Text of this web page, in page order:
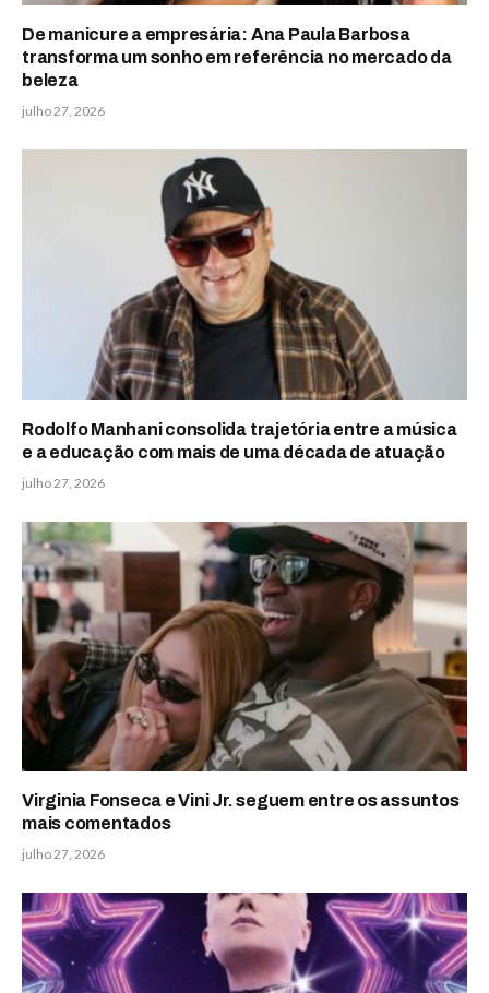
De manicure a empresária: Ana Paula Barbosa
transforma um sonho em referência no mercado da
beleza
julho 27, 2026
Rodolfo Manhani consolida trajetória entre a música
e a educação com mais de uma década de atuação
julho 27, 2026
Virginia Fonseca e Vini Jr. seguem entre os assuntos
mais comentados
julho 27, 2026